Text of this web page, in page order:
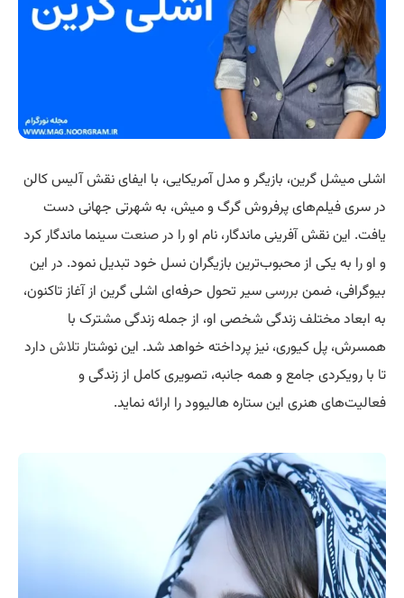
اشلی میشل گرین، بازیگر و مدل آمریکایی، با ایفای نقش آلیس کالن
در سری فیلم‌های پرفروش گرگ و میش، به شهرتی جهانی دست
یافت. این نقش آفرینی ماندگار، نام او را درصنعتسینما ماندگار کرد
و او را به یکی از محبوب‌ترین بازیگران نسل خود تبدیل نمود. در این
بیوگرافی، ضمن بررسیسیر تحول حرفه‌ای اشلی گرین از آغاز تاکنون،
به ابعاد مختلف زندگی شخصی او، از جمله زندگی مشترک با
همسرش، پل کیوری، نیز پرداخته خواهد شد. این نوشتارتلاش دارد
تا با رویکردی جامع و همه جانبه، تصویری کامل از زندگی و
فعالیت‌های هنری این ستاره هالیوود را ارائه نماید.